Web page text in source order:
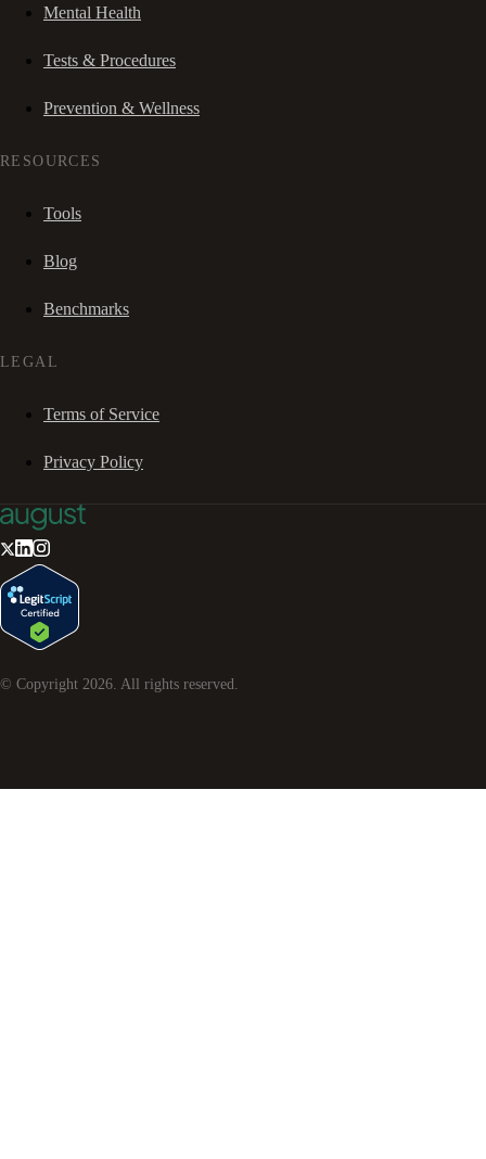
Mental Health
Tests & Procedures
Prevention & Wellness
RESOURCES
Tools
Blog
Benchmarks
LEGAL
Terms of Service
Privacy Policy
© Copyright 2026. All rights reserved.